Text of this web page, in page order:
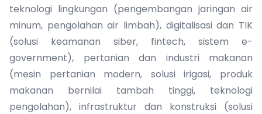
teknologi lingkungan (pengembangan jaringan air
minum, pengolahan air limbah), digitalisasi dan TIK
(solusi keamanan siber, fintech, sistem e-
government), pertanian dan industri makanan
(mesin pertanian modern, solusi irigasi, produk
makanan bernilai tambah tinggi, teknologi
pengolahan), infrastruktur dan konstruksi (solusi